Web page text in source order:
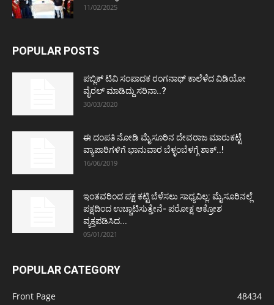
11/02/2025
POPULAR POSTS
ಪಬ್ಲಿಕ್ ಟಿವಿ ಸಂಪಾದಕ ರಂಗನಾಥ್ ಕಾಲೆಳೆದ ವಿಡಿಯೋ
ವೈರಲ್ ಮಾಡಿದ್ದು ಸರಿನಾ..?
30/03/2020
ಈ ದಂಪತಿ ನೋಡಿ ಮೈಸೂರಿನ ದೇವರಾಜ ಮಾರುಕಟ್ಟೆ
ವ್ಯಾಪಾರಿಗಳಿಗೆ ಭಾನುವಾರ ಬೆಳ್ಳಂಬೆಳಗ್ಗೆ ಶಾಕ್..!
16/06/2019
ಇಂತವರಿಂದ ಪಕ್ಷ ಕಟ್ಟಿ ಬೆಳೆಸಲು ಸಾಧ್ಯವಿಲ್ಲ: ಮೈಸೂರಿನಲ್ಲೆ
ಪಕ್ಷದಿಂದ ಉಚ್ಚಾಟಿಸುತ್ತೇನೆ- ಪರೋಕ್ಷ ಆಕ್ರೋಶ
ವ್ಯಕ್ತಪಡಿಸಿದ...
05/01/2021
POPULAR CATEGORY
Front Page
48434